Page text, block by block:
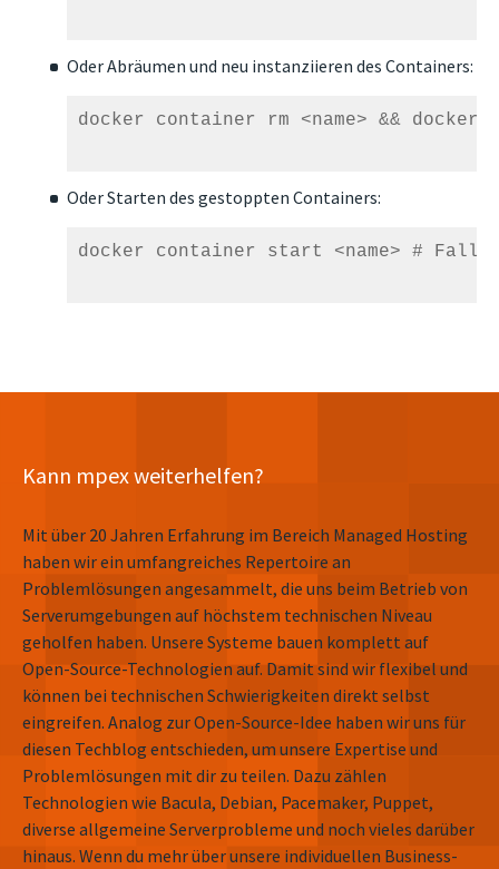
Oder Abräumen und neu instanziieren des Containers:
docker container rm <name> && docker
Oder Starten des gestoppten Containers:
docker container start <name> # Falls
Kann mpex weiterhelfen?
Mit über 20 Jahren Erfahrung im Bereich Managed Hosting
haben wir ein umfangreiches Repertoire an
Problemlösungen angesammelt, die uns beim Betrieb von
Serverumgebungen auf höchstem technischen Niveau
geholfen haben. Unsere Systeme bauen komplett auf
Open-Source-Technologien auf. Damit sind wir flexibel und
können bei technischen Schwierigkeiten direkt selbst
eingreifen. Analog zur Open-Source-Idee haben wir uns für
diesen Techblog entschieden, um unsere Expertise und
Problemlösungen mit dir zu teilen. Dazu zählen
Technologien wie Bacula, Debian, Pacemaker, Puppet,
diverse allgemeine Serverprobleme und noch vieles darüber
hinaus. Wenn du mehr über unsere individuellen Business-